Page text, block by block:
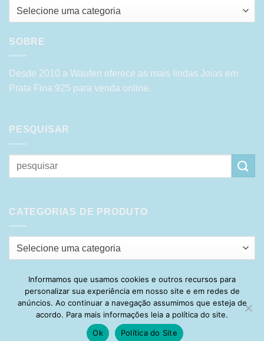
Selecione uma categoria
SOBRE
Desde 2010 a Waufen oferece as mais lindas Joias em
Prata Fina 925 para venda online.
PESQUISAR
Pesquisar
por:
CATEGORIAS DE PRODUTO
Selecione uma categoria
Visa PayPal Stripe MasterCard
Cash
On
Delivery
HOME SOBRE POLÍTICA DE PRIVACIDADE
ENTREGA
TROCA E DEVOLUÇÃO
GARANTIA FAQ
MINHA CONTA
CONTATO
Informamos que usamos cookies e outros recursos para
personalizar sua experiência em nosso site e em redes de
anúncios. Ao continuar a navegação assumimos que esteja de
acordo. Para mais informações leia a política do site.
Ok
Política do Site